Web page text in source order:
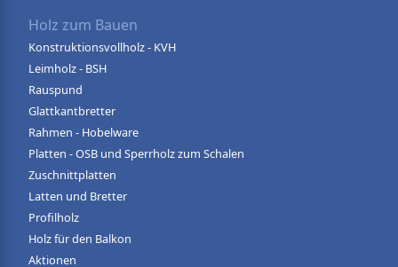
Holz zum Bauen
Konstruktionsvollholz - KVH
Leimholz - BSH
Rauspund
Glattkantbretter
Rahmen - Hobelware
Platten - OSB und Sperrholz zum Schalen
Zuschnittplatten
Latten und Bretter
Profilholz
Holz für den Balkon
Aktionen